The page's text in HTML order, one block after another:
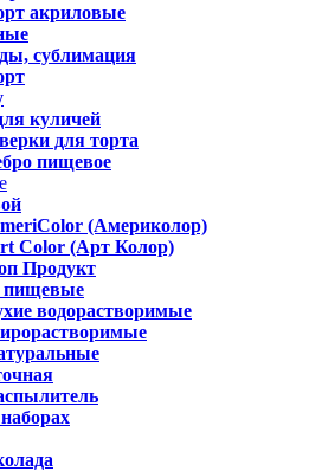
акриловые
сублимация
куличей
для торта
пищевое
(Америколор)
Color (Арт Колор)
Продукт
пищевые
водорастворимые